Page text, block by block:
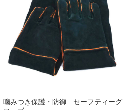
噛みつき保護・防御 セーフティーグ